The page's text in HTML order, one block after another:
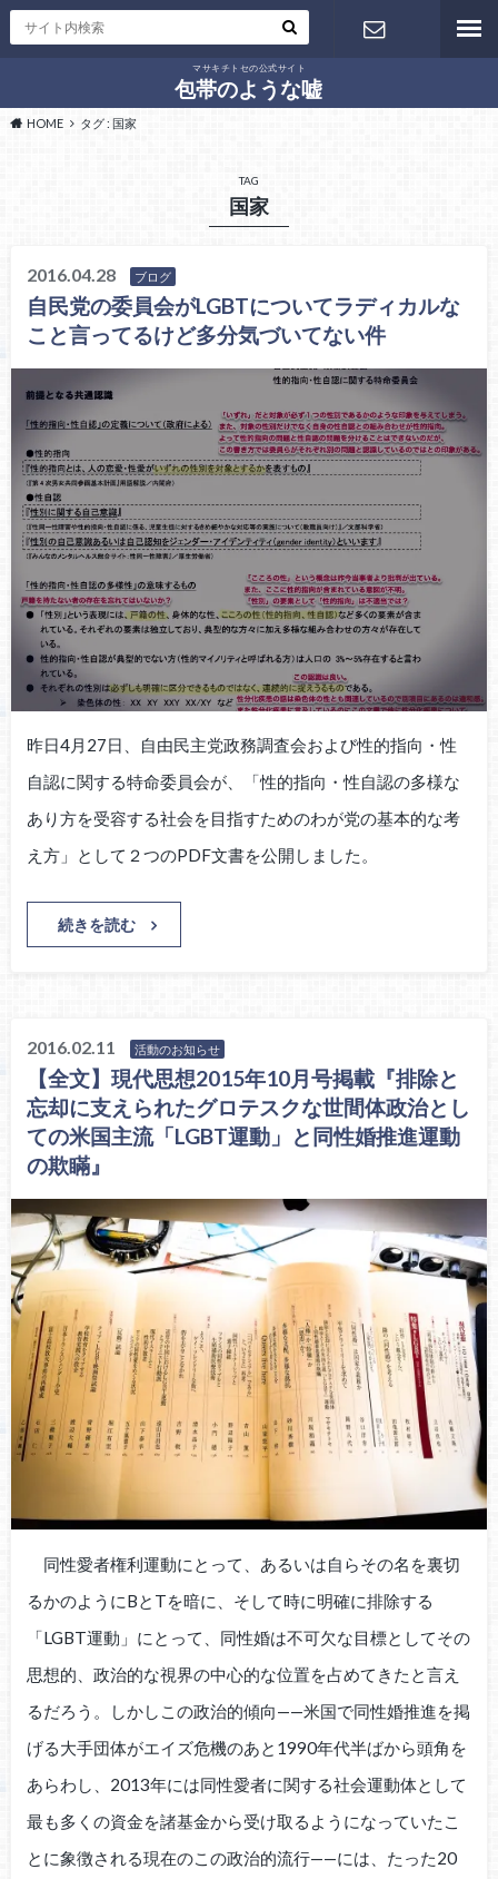
マサキチトセの公式サイト
包帯のような嘘
HOME タグ : 国家
TAG
国家
2016.04.28 ブログ
自民党の委員会がLGBTについてラディカルな
こと言ってるけど多分気づいてない件
昨日4月27日、自由民主党政務調査会および性的指向・性
自認に関する特命委員会が、「性的指向・性自認の多様な
あり方を受容する社会を目指すためのわが党の基本的な考
え方」として２つのPDF文書を公開しました。
続きを読む
2016.02.11 活動のお知らせ
【全文】現代思想2015年10月号掲載『排除と
忘却に支えられたグロテスクな世間体政治とし
ての米国主流「LGBT運動」と同性婚推進運動
の欺瞞』
同性愛者権利運動にとって、あるいは自らその名を裏切
るかのようにBとTを暗に、そして時に明確に排除する
「LGBT運動」にとって、同性婚は不可欠な目標としてその
思想的、政治的な視界の中心的な位置を占めてきたと言え
るだろう。しかしこの政治的傾向——米国で同性婚推進を掲
げる大手団体がエイズ危機のあと1990年代半ばから頭角を
あらわし、2013年には同性愛者に関する社会運動体として
最も多くの資金を諸基金から受け取るようになっていたこ
とに象徴される現在のこの政治的流行——には、たった20